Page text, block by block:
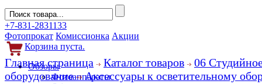
+7-831-2831133
Фотопрокат Комиссионка Акции
Корзина пуста.
Обзоры
Фотоаппараты
Главная страница Каталог товаров
06
оборудование
Аксессуары к осветительному